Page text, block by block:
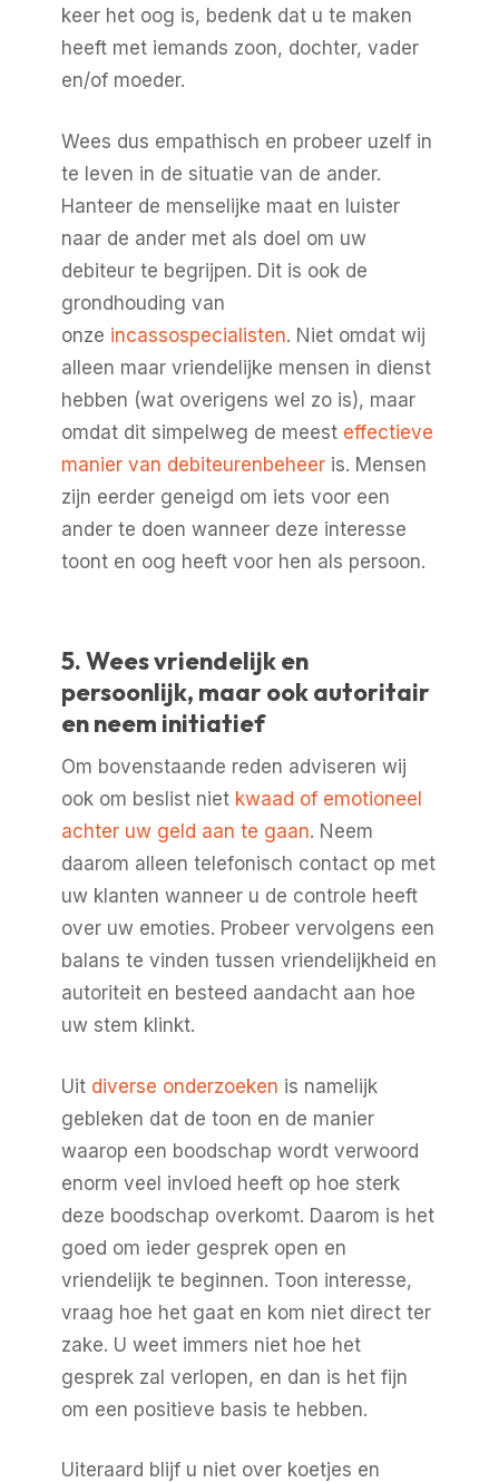
keer het oog is, bedenk dat u te maken
heeft met iemands zoon, dochter, vader
en/of moeder.
Wees dus empathisch en probeer uzelf in
te leven in de situatie van de ander.
Hanteer de menselijke maat en luister
naar de ander met als doel om uw
debiteur te begrijpen. Dit is ook de
grondhouding van
onze incassospecialisten. Niet omdat wij
alleen maar vriendelijke mensen in dienst
hebben (wat overigens wel zo is), maar
omdat dit simpelweg de meest effectieve
manier van debiteurenbeheeris. Mensen
zijn eerder geneigd om iets voor een
ander te doen wanneer deze interesse
toont en oog heeft voor hen als persoon.
5. Wees vriendelijk en
persoonlijk, maar ook autoritair
en neem initiatief
Om bovenstaande reden adviseren wij
ook om beslist niet kwaad of emotioneel
achter uw geld aan te gaan. Neem
daarom alleen telefonisch contact op met
uw klanten wanneer u de controle heeft
over uw emoties. Probeer vervolgens een
balans te vinden tussen vriendelijkheid en
autoriteit en besteed aandacht aan hoe
uw stem klinkt.
Uit diverse onderzoeken is namelijk
gebleken dat de toon en de manier
waarop een boodschap wordt verwoord
enorm veel invloed heeft op hoe sterk
deze boodschap overkomt. Daarom is het
goed om ieder gesprek open en
vriendelijk te beginnen. Toon interesse,
vraag hoe het gaat en kom niet direct ter
zake. U weet immers niet hoe het
gesprek zal verlopen, en dan is het fijn
om een positieve basis te hebben.
Uiteraard blijf u niet over koetjes en